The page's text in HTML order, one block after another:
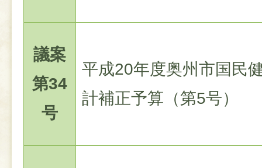
議案
第34
号
平成20年度奥州市国民
計補正予算（第5号）